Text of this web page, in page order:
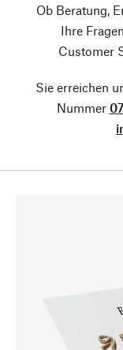
Ob Beratung,
Ihre
Customer
Sie erreichen
Nummer